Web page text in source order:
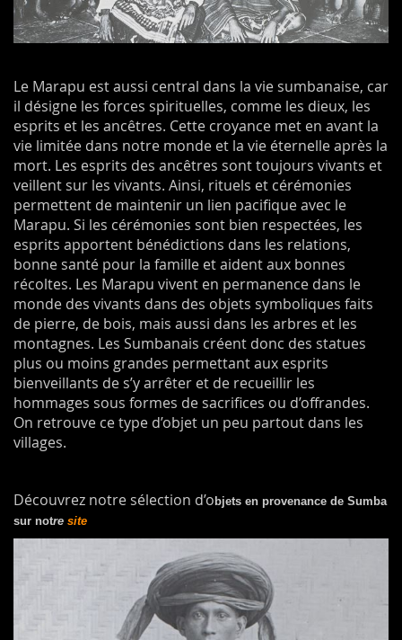
Le Marapu est aussi central dans la vie sumbanaise, car
il désigne les forces spirituelles, comme les dieux, les
esprits et les ancêtres. Cette croyance met en avant la
vie limitée dans notre monde et la vie éternelle après la
mort. Les esprits des ancêtres sont toujours vivants et
veillent sur les vivants. Ainsi, rituels et cérémonies
permettent de maintenir un lien pacifique avec le
Marapu. Si les cérémonies sont bien respectées, les
esprits apportent bénédictions dans les relations,
bonne santé pour la famille et aident aux bonnes
récoltes. Les Marapu vivent en permanence dans le
monde des vivants dans des objets symboliques faits
de pierre, de bois, mais aussi dans les arbres et les
montagnes. Les Sumbanais créent donc des statues
plus ou moins grandes permettant aux esprits
bienveillants de s’y arrêter et de recueillir les
hommages sous formes de sacrifices ou d’offrandes.
On retrouve ce type d’objet un peu partout dans les
villages.
Découvrez notre sélection d’o bjets en provenance de Sumba
sur notre site